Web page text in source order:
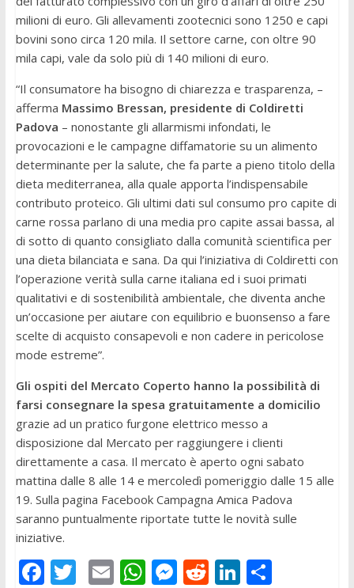
milioni di euro. Gli allevamenti zootecnici sono 1250 e capi
bovini sono circa 120 mila. Il settore carne, con oltre 90
mila capi, vale da solo più di 140 milioni di euro.
“Il consumatore ha bisogno di chiarezza e trasparenza, –
afferma Massimo Bressan, presidente di Coldiretti
Padova – nonostante gli allarmismi infondati, le
provocazioni e le campagne diffamatorie su un alimento
determinante per la salute, che fa parte a pieno titolo della
dieta mediterranea, alla quale apporta l’indispensabile
contributo proteico. Gli ultimi dati sul consumo pro capite di
carne rossa parlano di una media pro capite assai bassa, al
di sotto di quanto consigliato dalla comunità scientifica per
una dieta bilanciata e sana. Da qui l’iniziativa di Coldiretti con
l’operazione verità sulla carne italiana ed i suoi primati
qualitativi e di sostenibilità ambientale, che diventa anche
un’occasione per aiutare con equilibrio e buonsenso a fare
scelte di acquisto consapevoli e non cadere in pericolose
mode estreme”.
Gli ospiti del Mercato Coperto hanno la possibilità di
farsi consegnare la spesa gratuitamente a domicilio
grazie ad un pratico furgone elettrico messo a
disposizione dal Mercato per raggiungere i clienti
direttamente a casa. Il mercato è aperto ogni sabato
mattina dalle 8 alle 14 e mercoledì pomeriggio dalle 15 alle
19. Sulla pagina Facebook Campagna Amica Padova
saranno puntualmente riportate tutte le novità sulle
iniziative.
F T E W M R Li C